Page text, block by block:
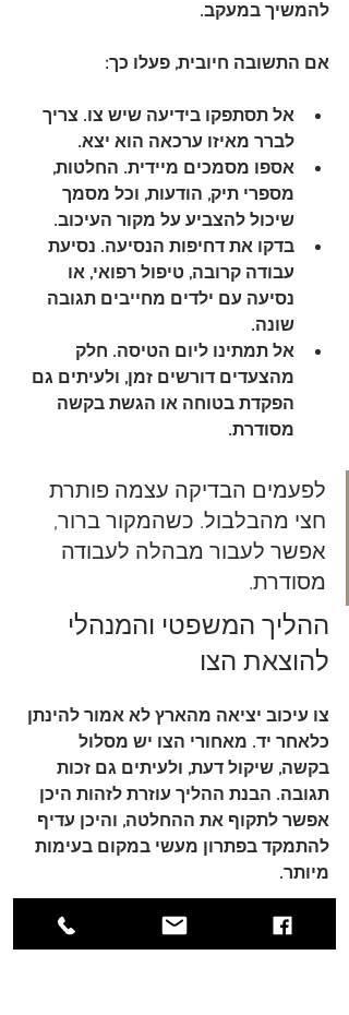
להמשיך במעקב.
אם התשובה חיובית, פעלו כך:
אל תסתפקו בידיעה שיש צו. צריך
לברר מאיזו ערכאה הוא יצא.
אספו מסמכים מיידית. החלטות,
מספרי תיק, הודעות, וכל מסמך
שיכול להצביע על מקור העיכוב.
בדקו את דחיפות הנסיעה. נסיעת
עבודה קרובה, טיפול רפואי, או
נסיעה עם ילדים מחייבים תגובה
שונה.
אל תמתינו ליום הטיסה. חלק
מהצעדים דורשים זמן, ולעיתים גם
הפקדת בטוחה או הגשת בקשה
מסודרת.
לפעמים הבדיקה עצמה פותרת
חצי מהבלבול. כשהמקור ברור,
אפשר לעבור מבהלה לעבודה
מסודרת.
ההליך המשפטי והמנהלי
להוצאת הצו
צו עיכוב יציאה מהארץ לא אמור להינתן
כלאחר יד. מאחורי הצו יש מסלול
בקשה, שיקול דעת, ולעיתים גם זכות
תגובה. הבנת ההליך עוזרת לזהות היכן
אפשר לתקוף את ההחלטה, והיכן עדיף
להתמקד בפתרון מעשי במקום בעימות
מיותר.
בהוצאה לפועל